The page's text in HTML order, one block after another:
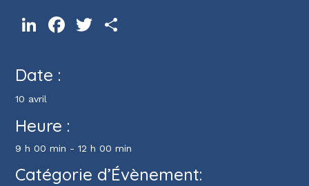
LinkedInFacebookTwitter
Date :
10 avril
Heure :
9 h 00 min - 12 h 00 min
Catégorie d’Évènement: